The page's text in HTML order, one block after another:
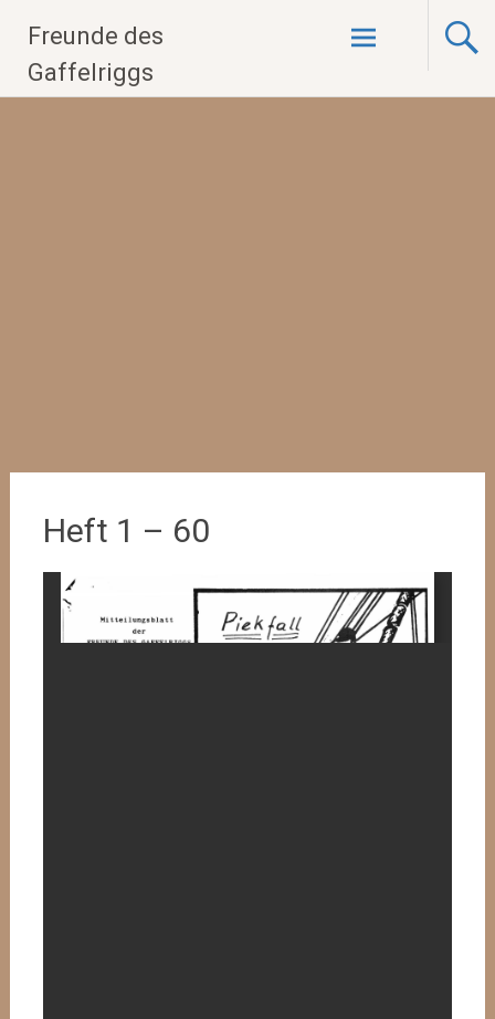
Inhalt
springen
Freunde des
Gaffelriggs
Heft 1 – 60